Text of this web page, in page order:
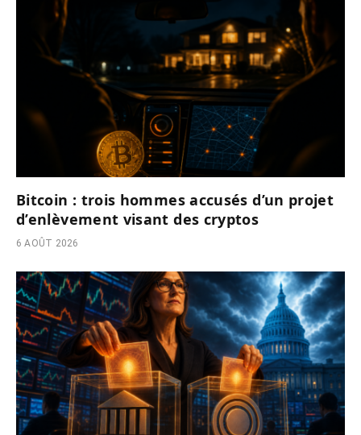
Bitcoin : trois hommes accusés d’un projet
d’enlèvement visant des cryptos
6 AOÛT 2026